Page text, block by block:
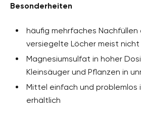
Besonderheiten
häufig mehrfaches Nachfüllen
versiegelte Löcher meist
Magnesiumsulfat in hoher
Kleinsäuger und Pflanzen in
Mittel einfach und problemlos
erhältlich